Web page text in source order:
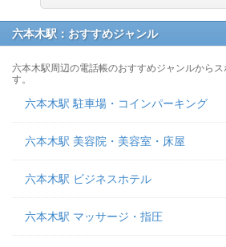
六本木駅：おすすめジャンル
六本木駅周辺の電話帳のおすすめジャンルから
す。
六本木駅 駐車場・コインパーキング
六本木駅 美容院・美容室・床屋
六本木駅 ビジネスホテル
六本木駅 マッサージ・指圧